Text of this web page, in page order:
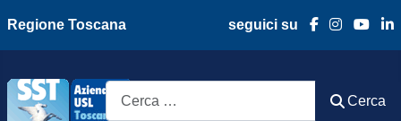
Regione Toscana seguici su
Azienda Usl
Cerca
Cerca